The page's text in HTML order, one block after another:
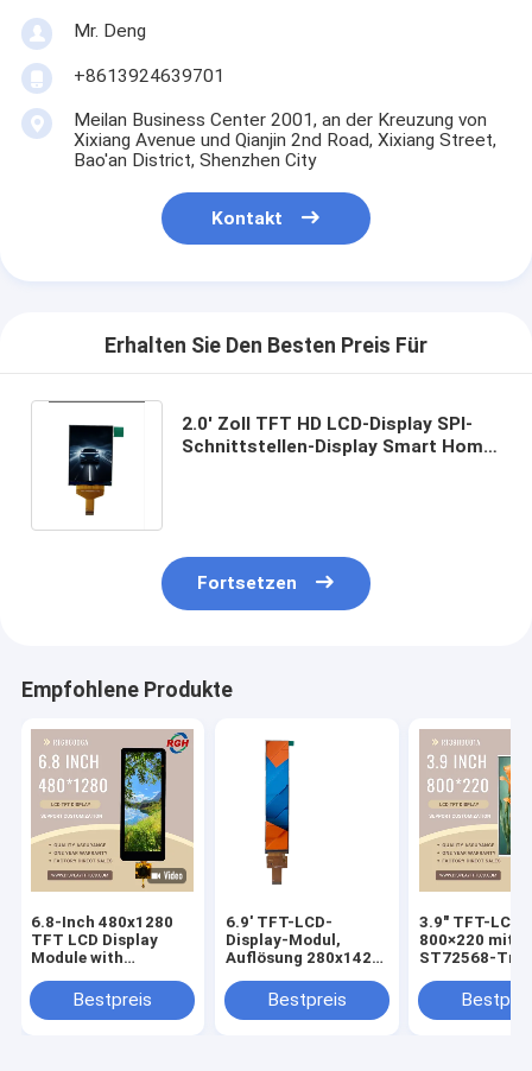
Mr. Deng
+8613924639701
Meilan Business Center 2001, an der Kreuzung von
Xixiang Avenue und Qianjin 2nd Road, Xixiang Street,
Bao'an District, Shenzhen City
Kontakt
Erhalten Sie Den Besten Preis Für
2.0' Zoll TFT HD LCD-Display SPI-
Schnittstellen-Display Smart Home
Fortsetzen
Empfohlene Produkte
6.8-Inch 480x1280
TFT LCD Display
Module with
Panel , FL7705 Driver
, Wide Temperature
Bestpreis
6.9' TFT-LCD-
Display-Modul,
Auflösung 280x1424,
Treiber, hoher
Kontrast 1200:1,
Bestpreis
3.9" TFT-
800×220 mit
ST72568-
anpassbare